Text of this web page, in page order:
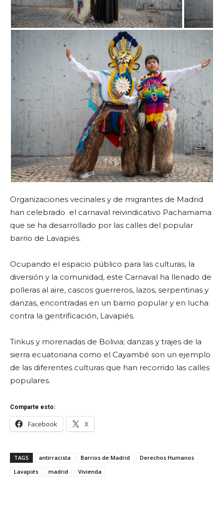
Organizaciones vecinales y de migrantes de Madrid
han celebrado el carnaval reivindicativo Pachamama
que se ha desarrollado por las calles del popular
barrio de Lavapiés.
Ocupando el espacio público para las culturas, la
diversión y la comunidad, este Carnaval ha llenado de
polleras al aire, cascos guerreros, lazos, serpentinas y
danzas, encontradas en un barrio popular y en lucha
contra la gentrificación, Lavapiés.
Tinkus y morenadas de Bolivia; danzas y trajes de la
sierra ecuatoriana como el Cayambé son un ejemplo
de las diferentes culturas que han recorrido las calles
populares.
Comparte esto:
Facebook X
TAGS antirracista Barrios de Madrid
Derechos Humanos
Lavapiés
madrid Vivienda